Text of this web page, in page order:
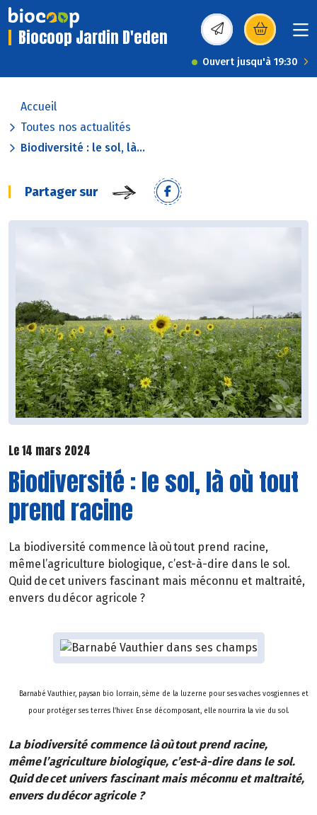
Biocoop Jardin D'eden (s’ouvre dans une
Ouvert jusqu'à 19:30
Accueil
Toutes nos actualités
Biodiversité : le sol, là...
Partager sur
Le 14 mars 2024
Biodiversité : le sol, là où tout
prend racine
La biodiversité commence là où tout prend racine,
même l’agriculture biologique, c’est-à-dire dans le sol.
Quid de cet univers fascinant mais méconnu et maltraité,
envers du décor agricole ?
Barnabé Vauthier, paysan bio lorrain, sème de la luzerne pour ses vaches vosgiennes et
pour protéger ses terres l’hiver. En se décomposant, elle nourrira la vie du sol.
La biodiversité commence là où tout prend racine,
même l’agriculture biologique, c’est-à-dire dans le sol.
Quid de cet univers fascinant mais méconnu et maltraité,
envers du décor agricole ?